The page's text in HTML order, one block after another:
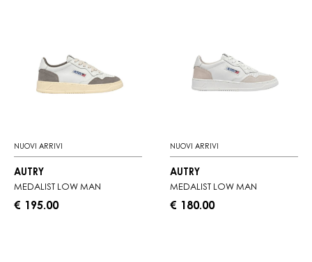
NUOVI ARRIVI
AUTRY
MEDALIST LOW MAN
€ 195.00
NUOVI ARRIVI
AUTRY
MEDALIST LOW MAN
€ 180.00